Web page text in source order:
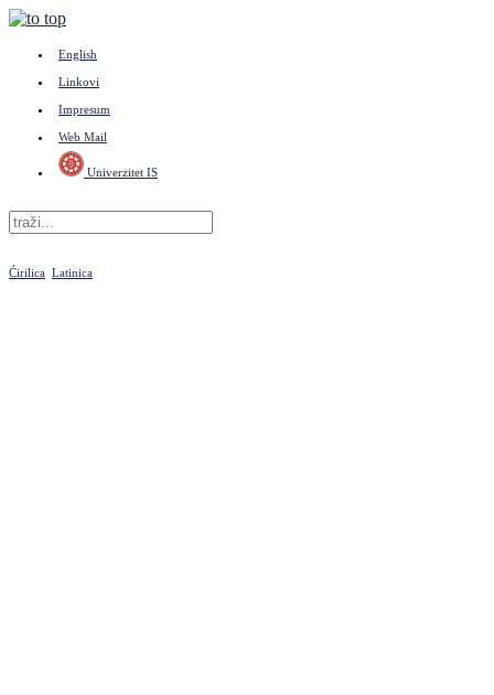
English
Linkovi
Impresum
Web Mail
Univerzitet IS
Ćirilica Latinica